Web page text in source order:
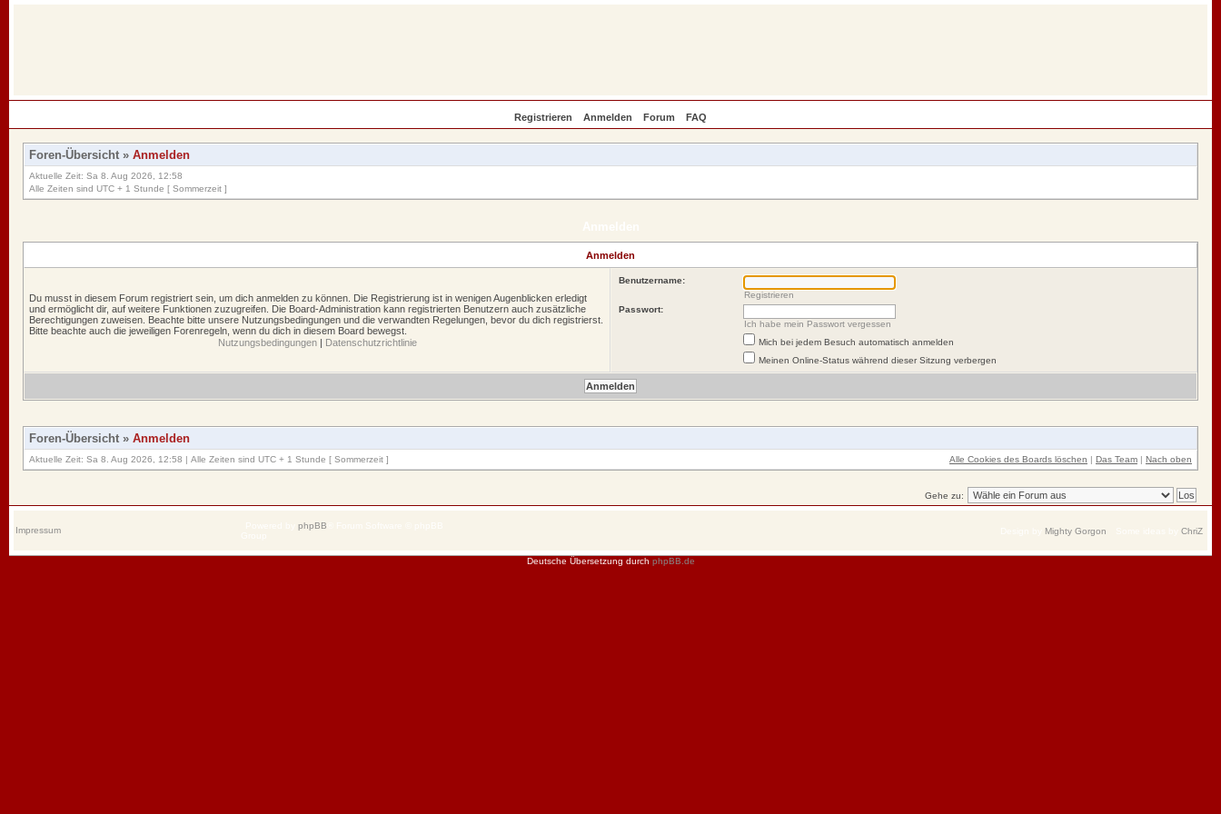
Registrieren Anmelden Forum FAQ
Foren-Übersicht » Anmelden
Aktuelle Zeit: Sa 8. Aug 2026, 12:58
Alle Zeiten sind UTC + 1 Stunde [ Sommerzeit ]
Anmelden
Du musst in diesem Forum registriert sein, um dich anmelden zu können. Die Registrierung ist in wenigen Augenblicken erledigt
und ermöglicht dir, auf weitere Funktionen zuzugreifen. Die Board-Administration kann registrierten Benutzern auch zusätzliche
Berechtigungen zuweisen. Beachte bitte unsere Nutzungsbedingungen und die verwandten Regelungen, bevor du dich registrierst.
Bitte beachte auch die jeweiligen Forenregeln, wenn du dich in diesem Board bewegst.
Nutzungsbedingungen| Datenschutzrichtlinie
Benutzername:
Registrieren
Passwort:
Ich habe mein Passwort vergessen
Mich bei jedem Besuch automatisch anmelden
Meinen Online-Status während dieser Sitzung verbergen
Foren-Übersicht » Anmelden
Aktuelle Zeit: Sa 8. Aug 2026, 12:58 | Alle Zeiten sind UTC + 1 Stunde [ Sommerzeit ] Alle Cookies des Boards löschen | Das Team | Nach oben
Gehe zu:
Impressum phpBB
Mighty Gorgon ChriZ
Deutsche Übersetzung durch phpBB.de